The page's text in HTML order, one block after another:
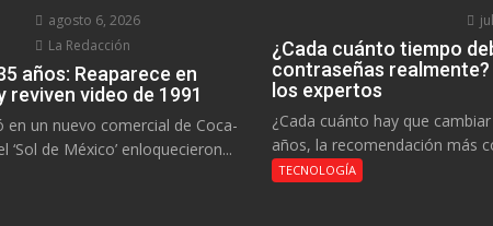
agosto 6, 2026
La Redacción
años: Reaparece en
reviven video de 1991
en un nuevo comercial de Coca-
de México’ enloquecieron...
¿Cada cuánto tiempo
contraseñas
los expertos
¿Cada cuánto hay que
años, la recomendación más
TECNOLOGÍA